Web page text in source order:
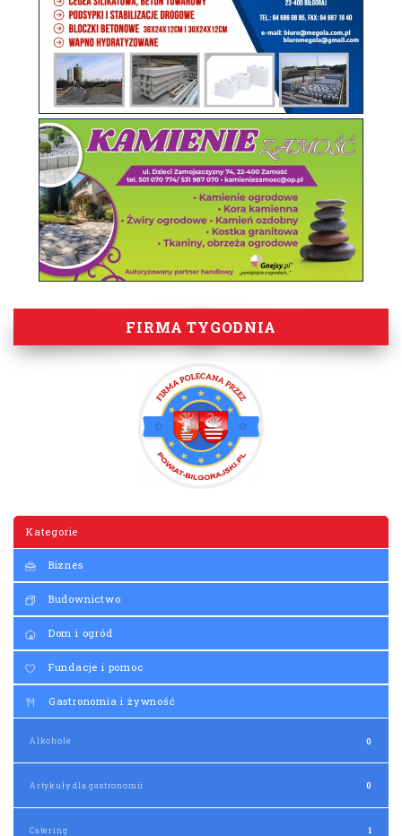
FIRMA TYGODNIA
Kategorie
Biznes
Budownictwo
Dom i ogród
Fundacje i pomoc
Gastronomia i żywność
Alkohole 0
Artykuły dla gastronomii 0
Catering 1